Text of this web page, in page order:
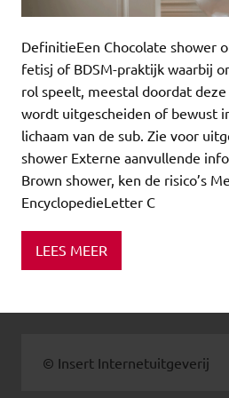
DefinitieEen Chocolate shower
fetisj of BDSM-praktijk waarbij
rol speelt, meestal doordat
wordt uitgescheiden of bewust
lichaam van de sub. Zie voor
shower Externe aanvullende
Brown shower, ken de risico’s
EncyclopedieLetter C
LEES MEER
© Insert Internetuitgeverij